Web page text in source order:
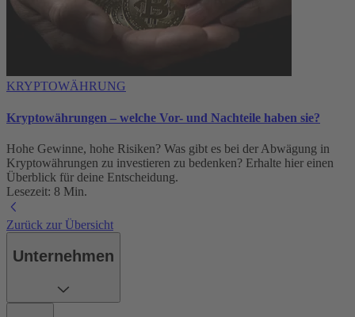
KRYPTOWÄHRUNG
Kryptowährungen – welche Vor- und Nachteile haben sie?
Hohe Gewinne, hohe Risiken? Was gibt es bei der Abwägung in
Kryptowährungen zu investieren zu bedenken? Erhalte hier einen
Überblick für deine Entscheidung.
Lesezeit: 8 Min.
Zurück zur Übersicht
Unternehmen